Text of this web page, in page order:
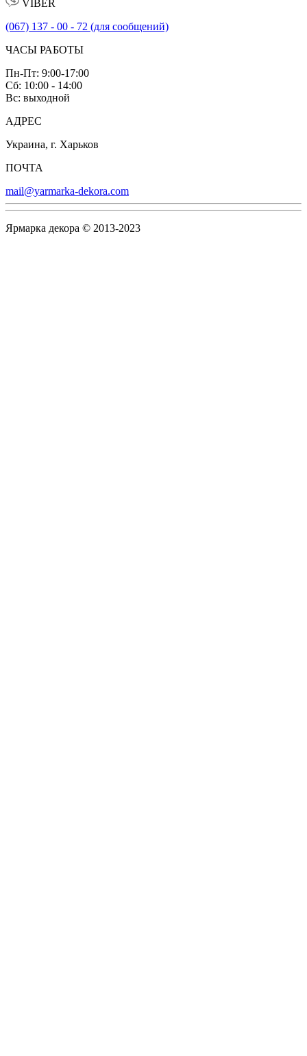
VIBER
(067) 137 - 00 - 72 (для сообщений)
ЧАСЫ РАБОТЫ
Пн-Пт: 9:00-17:00
Сб: 10:00 - 14:00
Вс: выходной
АДРЕС
Украина, г. Харьков
ПОЧТА
mail@yarmarka-dekora.com
Ярмарка декора © 2013-2023